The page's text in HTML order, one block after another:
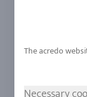
Urban Mining